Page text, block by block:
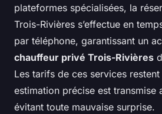
plateformes spécialisées, la
Trois-Rivières s’effectue en
par téléphone, garantissant un
chauffeur privé Trois-Rivières
Les tarifs de ces services
estimation précise est transmise
évitant toute mauvaise surprise.